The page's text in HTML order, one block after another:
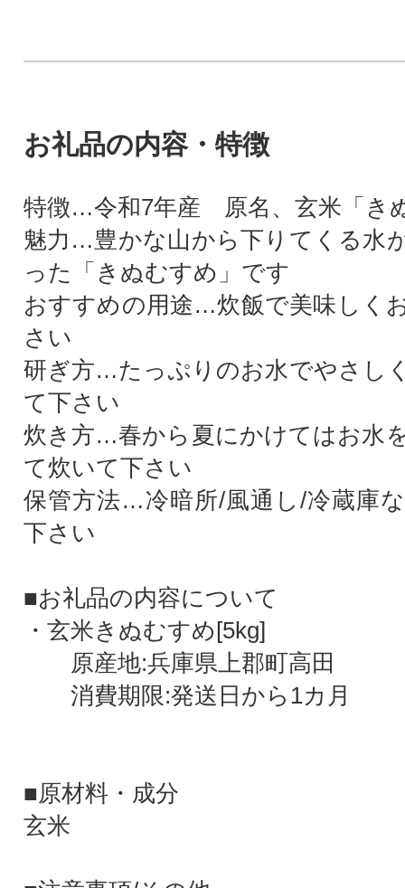
お礼品の内容・特徴
特徴…令和7年産 原名、玄米「き
魅力…豊かな山から下りてくる水
った「きぬむすめ」です
おすすめの用途…炊飯で美味しく
さい
研ぎ方…たっぷりのお水でやさし
て下さい
炊き方…春から夏にかけてはお水
て炊いて下さい
保管方法…冷暗所/風通し/冷蔵庫
下さい
■お礼品の内容について
・玄米きぬむすめ[5kg]
原産地:兵庫県上郡町高田
消費期限:発送日から1カ月
■原材料・成分
玄米